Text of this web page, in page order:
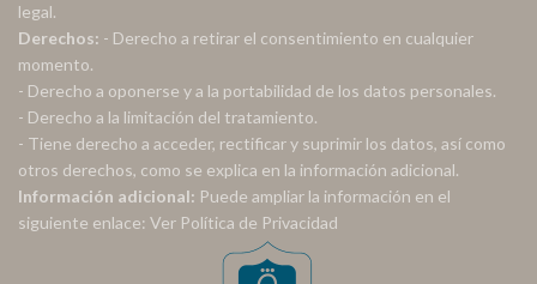
legal.
Derechos: - Derecho a retirar el consentimiento en cualquier
momento.
- Derecho a oponerse y a la portabilidad de los datos personales.
- Derecho a la limitación del tratamiento.
- Tiene derecho a acceder, rectificar y suprimir los datos, así como
otros derechos, como se explica en la información adicional.
Información adicional: Puede ampliar la información en el
siguiente enlace: Ver Política de Privacidad